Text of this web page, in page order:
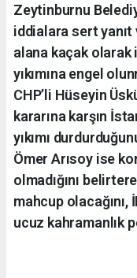
Zeytinburnu
iddialara sert
alana kaçak olarak
yıkımına engel
CHP’li Hüseyin
kararına karşın
yıkımı
Ömer Arısoy ise
olmadığını
mahcup olacağını,
ucuz kahramanlık